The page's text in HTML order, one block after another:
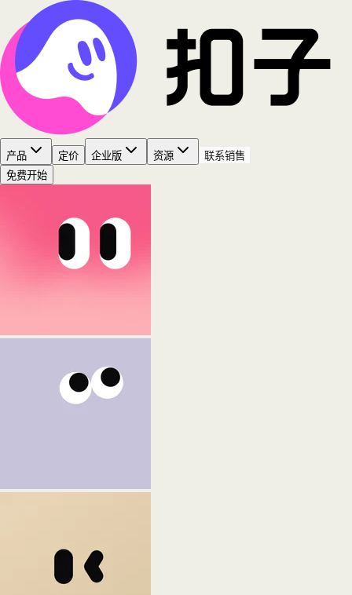
产品 定价 企业版 资源
联系销售
免费开始